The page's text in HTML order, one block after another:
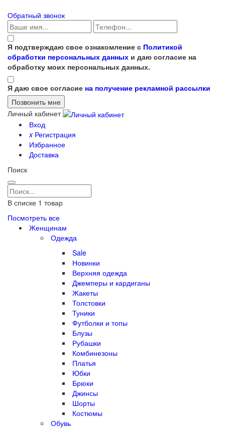
Обратный звонок
Я подтверждаю свое ознакомление с Политикой
обработки персональных данных и даю согласие на
обработку моих персональных данных.
Я даю свое согласие на получение рекламной рассылки
Личный кабинет
Вход
xРегистрация
Избранное
Доставка
Поиск
В списке 1 товар
Посмотреть все
Женщинам
Одежда
Sale
Новинки
Верхняя одежда
Джемперы и кардиганы
Жакеты
Толстовки
Туники
Футболки и топы
Блузы
Рубашки
Комбинезоны
Платья
Юбки
Брюки
Джинсы
Шорты
Костюмы
Обувь